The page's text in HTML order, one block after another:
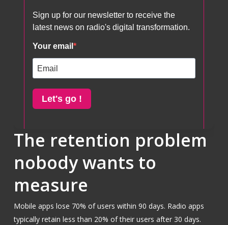
The retention problem
nobody wants to
measure
Mobile apps lose 70% of users within 90 days. Radio apps
typically retain less than 20% of their users after 30 days.